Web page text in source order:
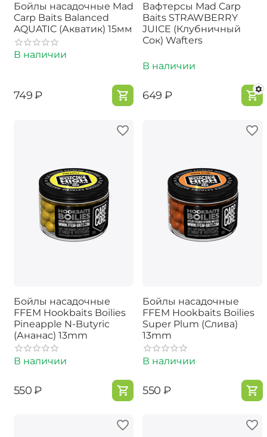
Бойлы насадочные Mad
Carp Baits Balanced
AQUATIC (Акватик) 15мм
В наличии
‍749‍ ₽
Вафтерсы Mad Carp
Baits STRAWBERRY
JUICE (Клубничный
Сок) Wafters
В наличии
‍649‍ ₽
Бойлы насадочные
FFEM Hookbaits Boilies
Pineapple N-Butyric
(Ананас) 13mm
В наличии
‍550‍ ₽
Бойлы насадочные
FFEM Hookbaits Boilies
Super Plum (Слива)
13mm
В наличии
‍550‍ ₽